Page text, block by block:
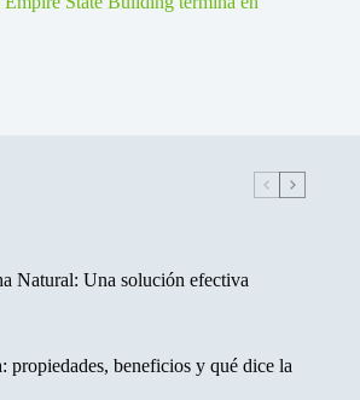
Natural: Una solución efectiva
propiedades, beneficios y qué dice la